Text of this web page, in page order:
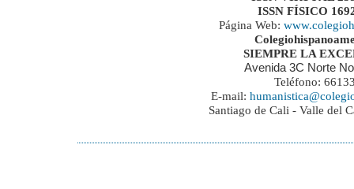
ISSN FÍSICO
Página Web:
SIEMPRE LA
Avenida 3C Norte
Teléfono:
E-mail:
Santiago de Cali - Valle del